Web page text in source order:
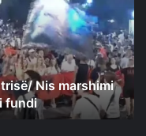
Nis marshimi
fundi